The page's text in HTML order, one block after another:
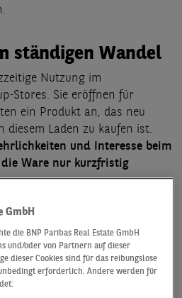
ständigen Wandel
Nutzung im
Stores. Sie eröffnen für
ein Produkt an, das neu
diesem Laden zu kaufen ist.
und Interesse beim
Ware nur kurzfristig
Er kann sein Konzept und
großes finanzielles Risiko
Fläche liegt vielleicht sogar
möbliert.
GmbH
die BNP Paribas Real Estate GmbH
und/oder von Partnern auf dieser
dieser Cookies sind für das reibungslose
erforderlich. Andere werden für